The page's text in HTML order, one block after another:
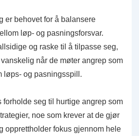
er behovet for å balansere
løp- og pasningsforsvar.
og raske til å tilpasse seg,
når de møter angrep som
løps- og pasningsspill.
forholde seg til hurtige angrep som
noe som krever at de gjør
opprettholder fokus gjennom hele